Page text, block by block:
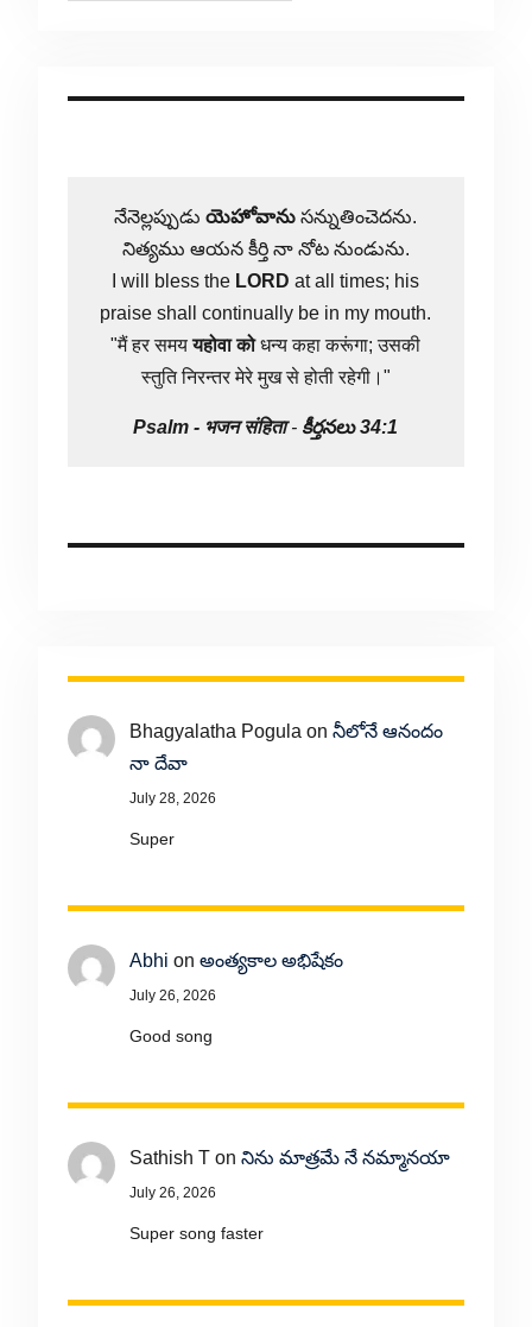
నేనెల్లప్పుడుయెహోవాను సన్నుతించెదను.
నిత్యము ఆయన కీర్తి నా నోట నుండును.
I will bless the LORD at all times; his
praise shall continually be in my mouth.
"मैं हर समययहोवा कोधन्य कहा करूंगा; उसकी
स्तुति निरन्तर मेरे मुख से होती रहेगी।"
Psalm - भजन संहिता- కీర్తనలు 34:1
Bhagyalatha Pogula on నీలోనే ఆనందం
నా దేవా
July 28, 2026
Super
Abhi on అంత్యకాల అభిషేకం
July 26, 2026
Good song
Sathish Ton నిను మాత్రమే నే నమ్మానయా
July 26, 2026
Super song faster